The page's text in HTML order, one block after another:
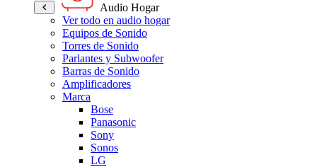
Audio Hogar
Ver todo en audio hogar
Equipos de Sonido
Torres de Sonido
Parlantes y Subwoofer
Barras de Sonido
Amplificadores
Marca
Bose
Panasonic
Sony
Sonos
LG